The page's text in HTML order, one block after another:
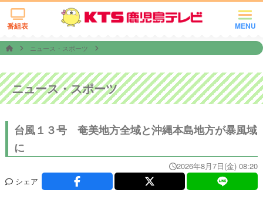
MENU
番組表
ニュース・スポーツ
ニュース・スポーツ
台風１３号 奄美地方全域と沖縄本島地方が暴風域
に
2026年8月7日(金) 08:20
シェア